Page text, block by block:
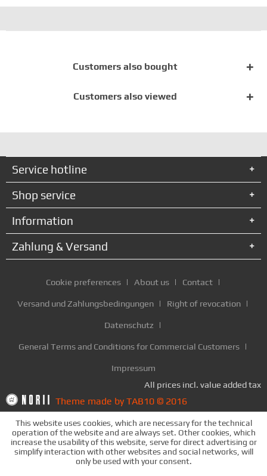
Customers also bought
Customers also viewed
Service hotline
Shop service
Information
Zahlung & Versand
Cookie preferences About us Contact
Versand und Zahlungsbedingungen Right of revocation
Datenschutz
General Terms and Conditions for Commercial Customers
Impressum
All prices incl. value added tax
Theme made by TAB10 © 2016
This website uses cookies, which are necessary for the technical
operation of the website and are always set. Other cookies, which
increase the usability of this website, serve for direct advertising or
simplify interaction with other websites and social networks, will
only be used with your consent.